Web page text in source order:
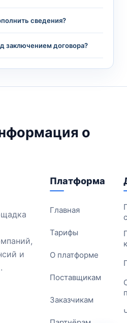
сведения?
заключением договора?
о
и
Платформа
Главная
Тарифы
О платформе
Поставщикам
Заказчикам